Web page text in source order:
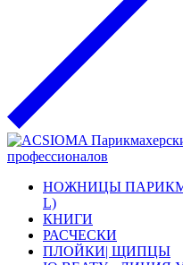
НОЖНИЦЫ
L)
КНИГИ
РАСЧЕСКИ
ПЛОЙКИ| ЩИПЦЫ